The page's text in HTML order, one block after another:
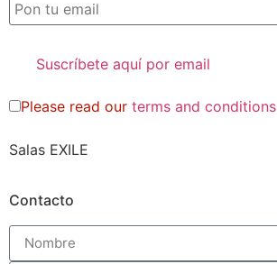
Please read our terms and conditions
Salas EXILE
Contacto